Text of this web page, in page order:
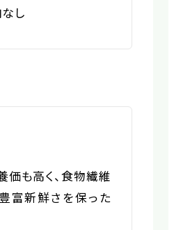
し
価も高く、食物繊維
富新鮮さを保った